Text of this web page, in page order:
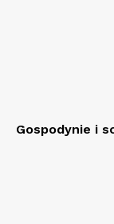
Gospodynie i